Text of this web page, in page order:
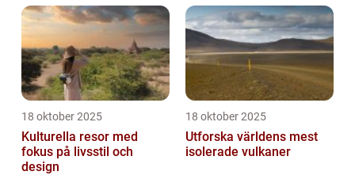
18 oktober 2025
Kulturella resor med
fokus på livsstil och
design
18 oktober 2025
Utforska världens mest
isolerade vulkaner